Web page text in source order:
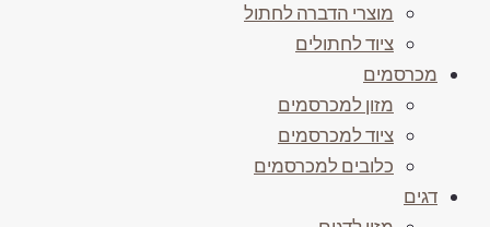
מוצרי הדברה לחתול
ציוד לחתולים
מכרסמים
מזון למכרסמים
ציוד למכרסמים
כלובים למכרסמים
דגים